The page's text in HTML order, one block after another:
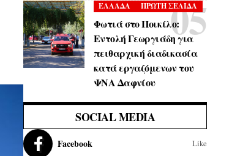
ΕΛΛΑΔΑ ΠΡΩΤΗ ΣΕΛΙΔΑ
Φωτιά στο Ποικίλο:
Εντολή Γεωργιάδη για
πειθαρχική διαδικασία
κατά εργαζόμενων του
ΨΝΑ Δαφνίου
SOCIAL MEDIA
Facebook Like